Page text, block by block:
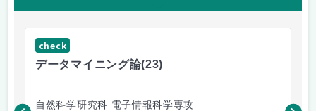
check
データマイニング論(23)
自然科学研究科 電子情報科学専攻